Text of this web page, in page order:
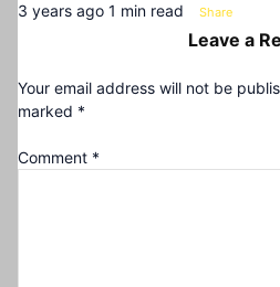
3 years ago 1 min read Share
Leave a
Your email address will not be
marked *
Comment *